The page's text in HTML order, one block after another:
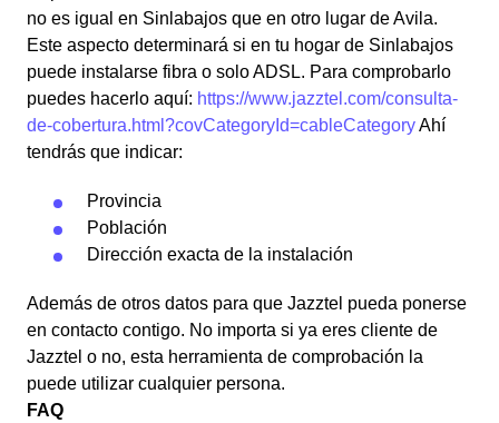
no es igual en Sinlabajos que en otro lugar de Avila.
Este aspecto determinará si en tu hogar de Sinlabajos
puede instalarse fibra o solo ADSL. Para comprobarlo
puedes hacerlo aquí: https://www.jazztel.com/consulta-
de-cobertura.html?covCategoryId=cableCategoryAhí
tendrás que indicar:
Provincia
Población
Dirección exacta de la instalación
Además de otros datos para que Jazztel pueda ponerse
en contacto contigo. No importa si ya eres cliente de
Jazztel o no, esta herramienta de comprobación la
puede utilizar cualquier persona.
FAQ